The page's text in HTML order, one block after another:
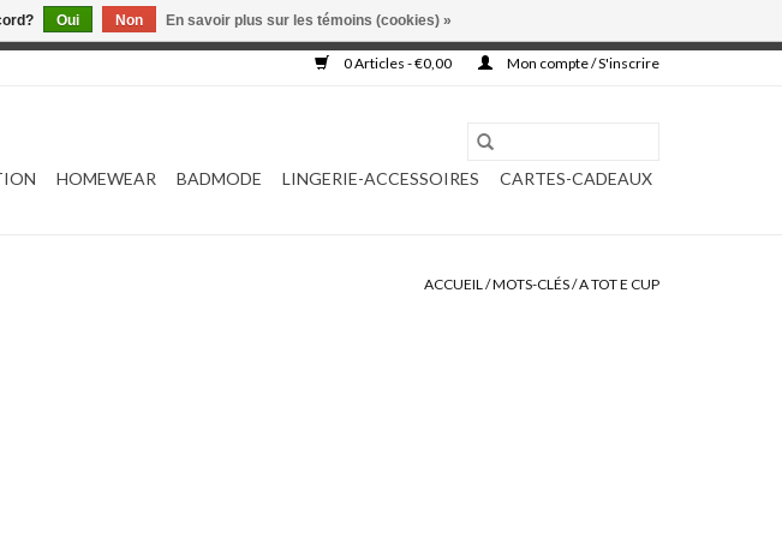
0 Articles - €0,00 Mon compte / S'inscrire
HOMEWEAR BADMODE LINGERIE-ACCESSOIRES CARTES-CADEAUX
ACCUEIL/MOTS-CLÉS/A TOT E CUP
Oui Non En savoir plus sur les témoins (cookies) »
passée ne sera ni traitée, ni complétée.